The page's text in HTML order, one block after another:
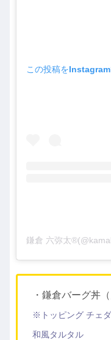
この投稿をInstagram
鎌倉 六弥太
・鎌倉バーグ丼
※トッピング チェ
和風タルタル